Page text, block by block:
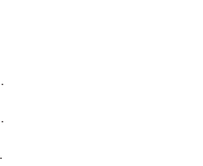
DE LISBOA
DO PORTO
AVEIRO